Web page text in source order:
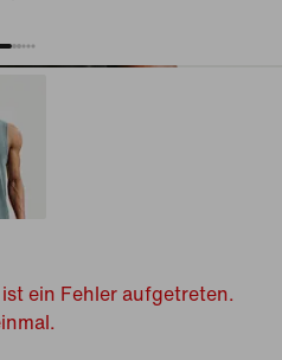
ein Fehler aufgetreten.